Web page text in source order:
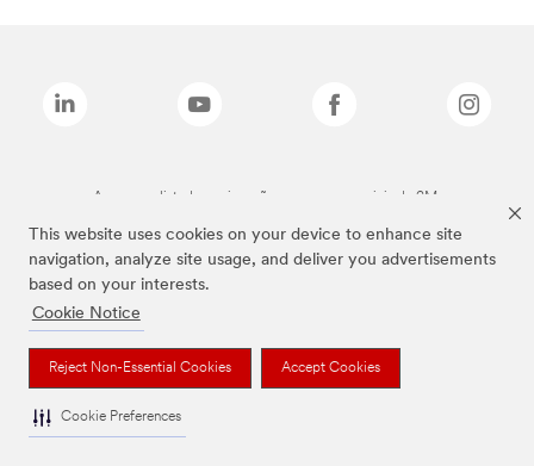
This website uses cookies on your device to enhance site
navigation, analyze site usage, and deliver you advertisements
based on your interests.
Cookie Notice
Reject Non-Essential Cookies Accept Cookies
Cookie Preferences
As marcas listadas a cima são marcas comerciais da 3M.